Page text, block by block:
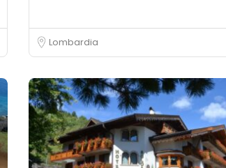
Lombardia